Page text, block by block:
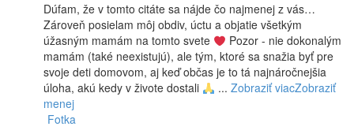
Dúfam, že v tomto citáte sa nájde čo najmenej z vás…
Zároveň posielam môj obdiv, úctu a objatie všetkým
úžasným mamám na tomto svete
Pozor - nie dokonalým
mamám (také neexistujú), ale tým, ktoré sa snažia byť pre
svoje deti domovom, aj keď občas je to tá najnáročnejšia
úloha, akú kedy v živote dostali
... Zobraziť viacZobraziť
menej
Fotka